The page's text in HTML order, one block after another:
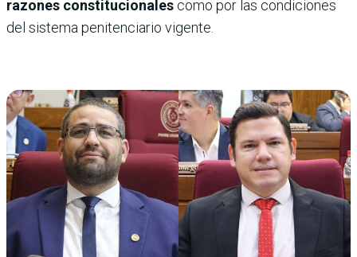
razones constitucionales como por las condiciones
del sistema penitenciario vigente.